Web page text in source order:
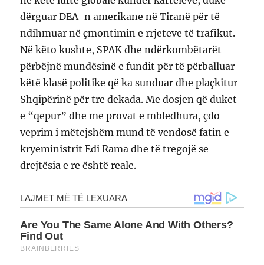
dërguar DEA-n amerikane në Tiranë për të
ndihmuar në çmontimin e rrjeteve të trafikut.
Në këto kushte, SPAK dhe ndërkombëtarët
përbëjnë mundësinë e fundit për të përballuar
këtë klasë politike që ka sunduar dhe plaçkitur
Shqipërinë për tre dekada. Me dosjen që duket
e “qepur” dhe me provat e mbledhura, çdo
veprim i mëtejshëm mund të vendosë fatin e
kryeministrit Edi Rama dhe të tregojë se
drejtësia e re është reale.